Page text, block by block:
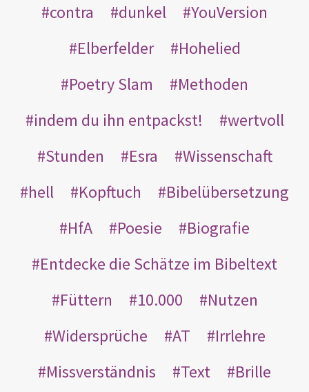
contra
dunkel
YouVersion
Elberfelder
Hohelied
Poetry Slam
Methoden
indem du ihn entpackst!
wertvoll
Stunden
Esra
Wissenschaft
hell
Kopftuch
Bibelübersetzung
HfA
Poesie
Biografie
Entdecke die Schätze im Bibeltext
Füttern
10.000
Nutzen
Widersprüche
AT
Irrlehre
Missverständnis
Text
Brille